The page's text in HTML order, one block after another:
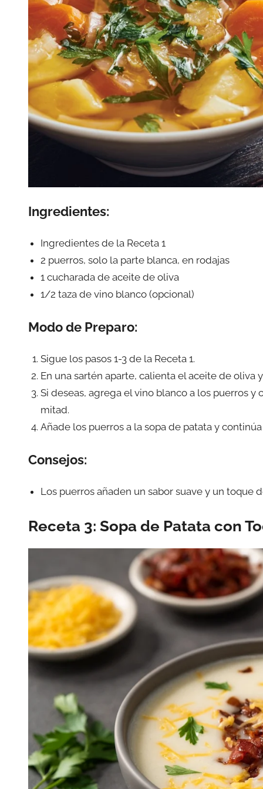
Ingredientes:
Ingredientes de la Receta 1
2 puerros, solo la parte blanca, en rodajas
1 cucharada de aceite de oliva
1/2 taza de vino blanco (opcional)
Modo de Preparo:
Sigue los pasos 1-3 de la Receta 1.
En una sartén aparte, calienta el aceite de oliva
Si deseas, agrega el vino blanco a los puerros
mitad.
Añade los puerros a la sopa de patata y
Consejos:
Los puerros añaden un sabor suave y un toque
Receta 3: Sopa de Patata con